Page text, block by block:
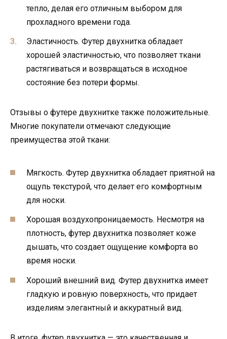
тепло, делая его отличным выбором для
прохладного времени года.
Эластичность. Футер двухнитка обладает
хорошей эластичностью, что позволяет ткани
растягиваться и возвращаться в исходное
состояние без потери формы.
Отзывы о футере двухнитке также положительные.
Многие покупатели отмечают следующие
преимущества этой ткани:
Мягкость. Футер двухнитка обладает приятной на
ощупь текстурой, что делает его комфортным
для носки.
Хорошая воздухопроницаемость. Несмотря на
плотность, футер двухнитка позволяет коже
дышать, что создает ощущение комфорта во
время носки.
Хороший внешний вид. Футер двухнитка имеет
гладкую и ровную поверхность, что придает
изделиям элегантный и аккуратный вид.